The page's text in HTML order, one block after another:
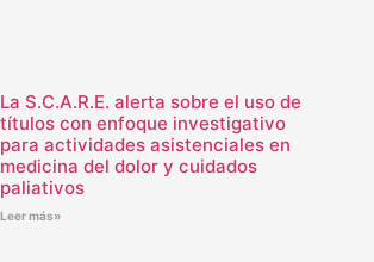
La S.C.A.R.E. alerta sobre el uso de
títulos con enfoque investigativo
para actividades asistenciales en
medicina del dolor y cuidados
paliativos
Leer más»